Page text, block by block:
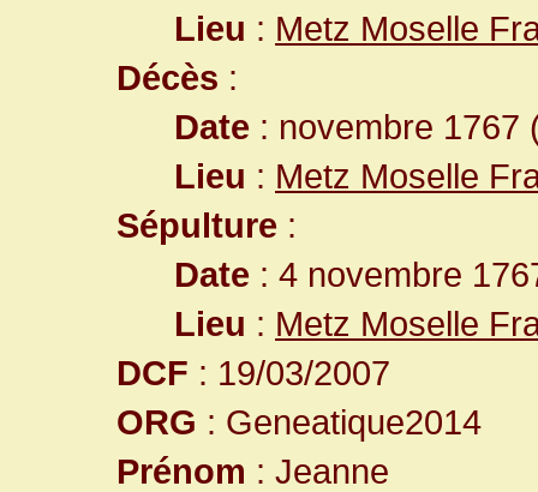
Lieu : Metz Moselle
Décès :
Date : novembre 1767
Lieu : Metz Moselle
Sépulture :
Date : 4 novembre
Lieu : Metz Moselle
DCF : 19/03/2007
ORG : Geneatique2014
Prénom : Jeanne